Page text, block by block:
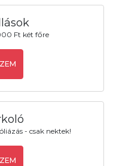
Ft két főre
- csak nektek!